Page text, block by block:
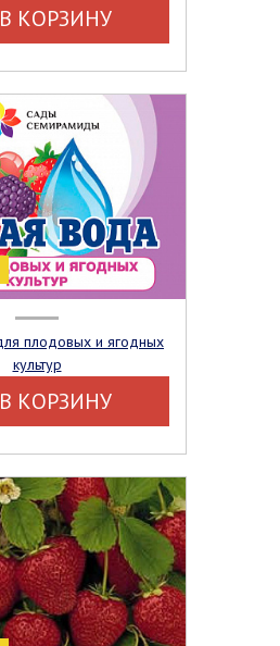
В КОРЗИНУ
культур
В КОРЗИНУ